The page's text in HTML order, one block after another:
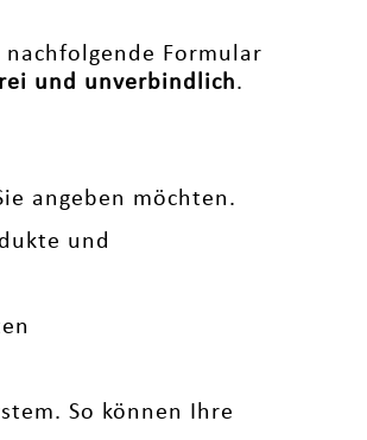
Formular
und unverbindlich.
angeben möchten.
und
So können Ihre